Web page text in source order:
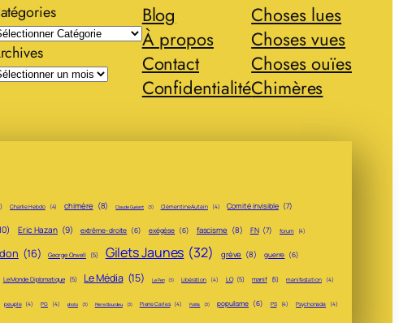
Blog
À propos
Contact
Confidentialité
Choses lues
Choses vues
Choses ouïes
Chimères
Charlie Hebdo (4) chimère (8) Claude Guéant (3) Clémentine Autain (4) Comité invisible (7)
Eric Hazan (9) extrême-droite (6) exégèse (6) fascisme (8) FN (7) forum (4)
(16) George Orwell (5) Gilets Jaunes (32) grève (8) guerre (6)
Le Monde Diplomatique (5) Le Média (15) Le Pen (3) Libération (4) LO (5) manif (5) manifestation (4)
peuple (4) PG (4) photo (3) Pierre Bourdieu (3) Pierre Carles (4) Politis (3) populisme (6) PS (4) Psychonada (4)